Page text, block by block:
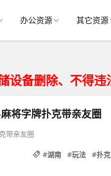
办公资源 其它资源
不得违法运营。
将字牌扑克带亲友圈
带亲友圈
#湖南 #玩法 #扑克